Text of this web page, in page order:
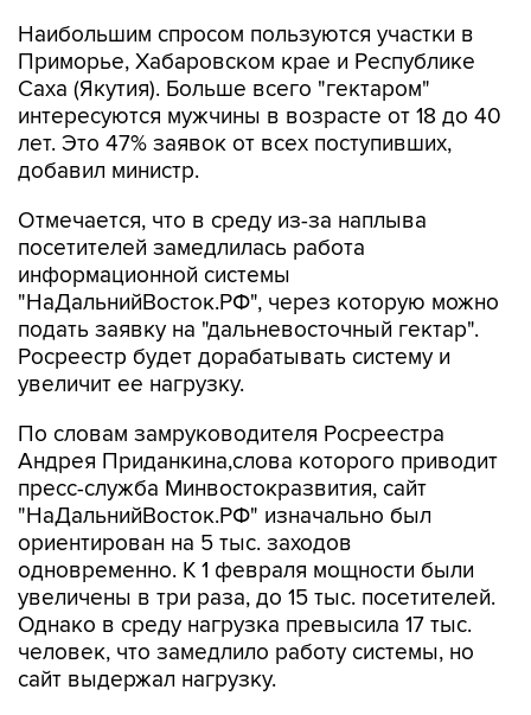
Наибольшим спросом пользуются участки в
Приморье, Хабаровском крае и Республике
Саха (Якутия). Больше всего "гектаром"
интересуются мужчины в возрасте от 18 до 40
лет. Это 47% заявок от всех поступивших,
добавил министр.
Отмечается, что в среду из-за наплыва
посетителей замедлилась работа
информационной системы
"НаДальнийВосток.РФ", через которую можно
подать заявку на "дальневосточный гектар".
Росреестр будет дорабатывать систему и
увеличит ее нагрузку.
По словам замруководителя Росреестра
Андрея Приданкина,слова которого приводит
пресс-служба Минвостокразвития, сайт
"НаДальнийВосток.РФ" изначально был
ориентирован на 5 тыс. заходов
одновременно. К 1 февраля мощности были
увеличены в три раза, до 15 тыс. посетителей.
Однако в среду нагрузка превысила 17 тыс.
человек, что замедлило работу системы, но
сайт выдержал нагрузку.